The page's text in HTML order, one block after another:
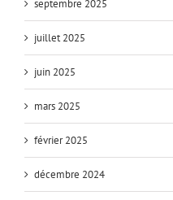
septembre 2025
juillet 2025
juin 2025
mars 2025
février 2025
décembre 2024